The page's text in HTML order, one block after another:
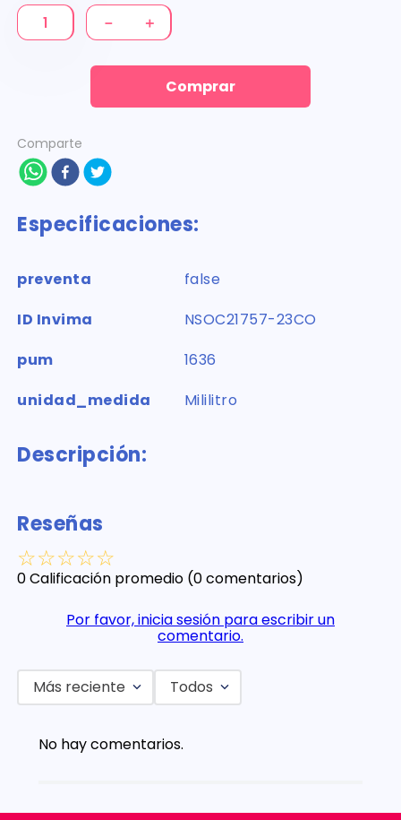
＋
－
Comprar
Comparte
Especificaciones:
preventa
false
ID Invima
NSOC21757-23CO
pum
1636
unidad_medida
Mililitro
Descripción:
Reseñas
☆☆☆☆☆
0 Calificación promedio (0 comentarios)
Por favor, inicia sesión para escribir un
comentario.
Más reciente Todos
No hay comentarios.